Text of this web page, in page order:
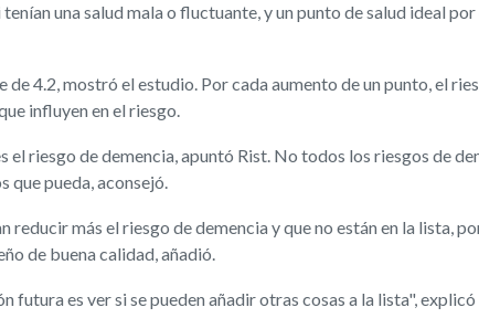
una salud mala o fluctuante, y un punto de salud ideal
4.2, mostró el estudio. Por cada aumento de un punto, el
influyen en el riesgo.
riesgo de demencia, apuntó Rist. No todos los riesgos de
que pueda, aconsejó.
más el riesgo de demencia y que no están en la lista,
de buena calidad, añadió.
futura es ver si se pueden añadir otras cosas a la lista", explicó